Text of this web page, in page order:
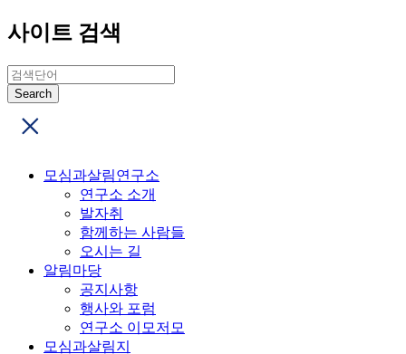
사이트 검색
모심과살림연구소
연구소 소개
발자취
함께하는 사람들
오시는 길
알림마당
공지사항
행사와 포럼
연구소 이모저모
모심과살림지